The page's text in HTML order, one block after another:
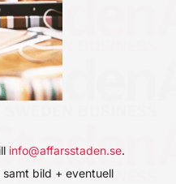
info@affarsstaden.se.
bild + eventuell